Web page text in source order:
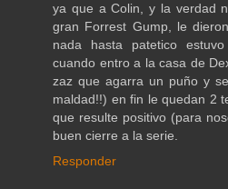
ya que a Colin, y la verdad
gran Forrest Gump, le
nada hasta patetico
cuando entro a la casa de
zaz que agarra un puño y
maldad!!) en fin le quedan 2
que resulte positivo (para
buen cierre a la serie.
Responder